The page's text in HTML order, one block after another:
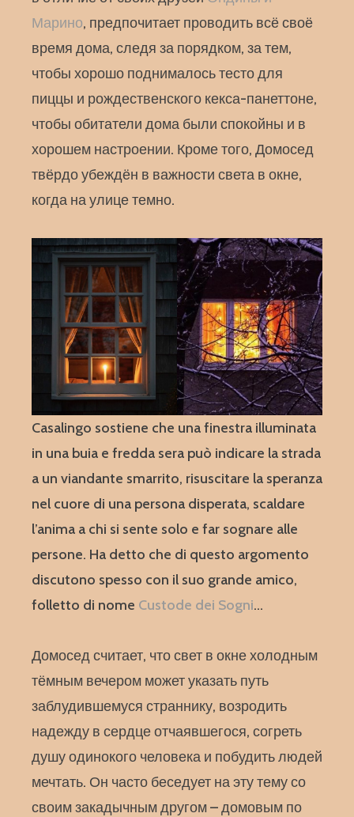
Марино, предпочитает проводить всё своё
время дома, следя за порядком, за тем,
чтобы хорошо поднималось тесто для
пиццы и рождественского кекса-панеттоне,
чтобы обитатели дома были спокойны и в
хорошем настроении. Кроме того, Домосед
твёрдо убеждён в важности света в окне,
когда на улице темно.
Casalingo sostiene che una finestra illuminata
in una buia e fredda sera può indicare la strada
a un viandante smarrito, risuscitare la speranza
nel cuore di una persona disperata, scaldare
l’anima a chi si sente solo e far sognare alle
persone. Ha detto che di questo argomento
discutono spesso con il suo grande amico,
folletto di nome Custode dei Sogni…
Домосед считает, что свет в окне холодным
тёмным вечером может указать путь
заблудившемуся страннику, возродить
надежду в сердце отчаявшегося, согреть
душу одинокого человека и побудить людей
мечтать. Он часто беседует на эту тему со
своим закадычным другом – домовым по